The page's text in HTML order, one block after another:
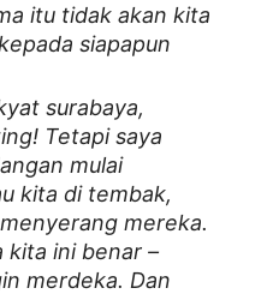
itu tidak akan kita
siapapun
surabaya,
Tetapi saya
mulai
kita di tembak,
mereka.
kita ini benar –
merdeka. Dan